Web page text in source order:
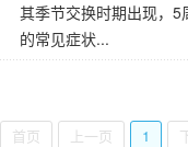
其季节交换时期出现，
的常见症状...
首页 上一页 1